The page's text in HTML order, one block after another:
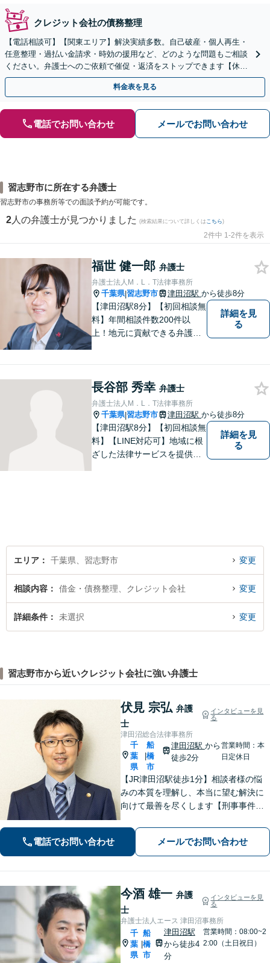
クレジット会社の債務整理
【電話相談可】【関東エリア】解決実績多数。自己破産・個人再生・
任意整理・過払い金請求・時効の援用など、どのような問題もご相談
ください。弁護士へのご依頼で催促・返済をストップできます【休
日・夜間相談可】【分割払い可】【初回相談無料】
料金表を見る
電話でお問い合わせ メールでお問い合わせ
習志野市に所在する弁護士
習志野市の事務所等での面談予約が可能です。
2 人の弁護士が見つかりました (検索結果について詳しくは こちら)
2件中 1-2件を表示
福世 健一郎 弁護士
弁護士法人M．L．T法律事務所
千葉県|習志野市 津田沼駅 から徒歩8分
【津田沼駅8分】【初回相談無
料】年間相談件数200件以
上！地元に貢献できる弁護士
貞に関して実績多数、女性側
からのご相談にも注力してい
ます。あなたの思いをしっか
りと伺います。
詳細を見
る
長谷部 秀幸 弁護士
弁護士法人M．L．T法律事務所
千葉県|習志野市 津田沼駅 から徒歩8分
【津田沼駅8分】【初回相談無
料】【LINE対応可】地域に根
ざした法律サービスを提供し
詳細を見
る
エリア 千葉県、習志野市 変更
相談内容 借金・債務整理、クレジット会社 変更
詳細条件 未選択 変更
習志野市から近いクレジット会社に強い弁護士
伏見 宗弘 弁護
士
インタビューを見
る
津田沼総合法律事務所
千
葉
県
|
船
橋
市
津田沼駅 から
徒歩2分
営業時間：本
日定休日
【JR津田沼駅徒歩1分】相談者様の悩
みの本質を理解し、本当に望む解決に
向けて最善を尽くします【刑事事件】
い【交通事故】医療費の打ち切り、後
遺障害等級認定など。保険会社との対
等な交渉にはぜひ弁護士にご依頼を！
電話でお問い合わせ メールでお問い合わせ
今酒 雄一 弁護
士
インタビューを見
る
弁護士法人エース 津田沼事務所
千
葉
県
|
船
橋
市
津田沼駅
から徒歩4
分
営業時間：08:00~2
2:00（土日祝日）